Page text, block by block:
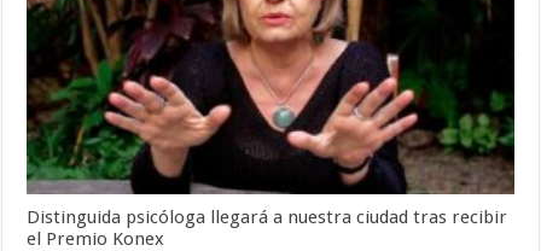
Distinguida psicóloga llegará a nuestra ciudad tras recibir
el Premio Konex